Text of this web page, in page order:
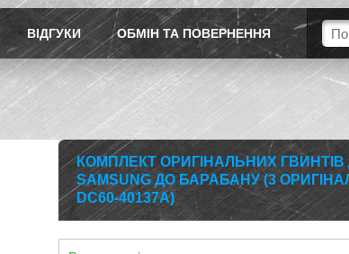
ВІДГУКИ ОБМІН ТА ПОВЕРНЕННЯ
КОМПЛЕКТ ОРИГІНАЛЬНИХ
SAMSUNG ДО БАРАБАНУ (3
DC60-40137A)